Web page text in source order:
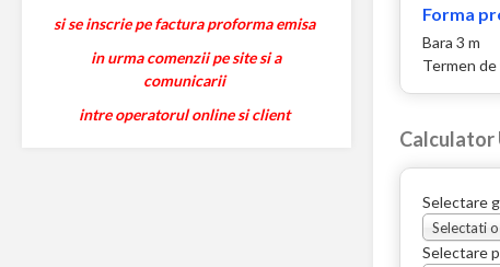
si se inscrie pe factura proforma emisa
in urma comenzii pe site si a
comunicarii
intre operatorul online si client
Forma
Bara 3 m
Termen
Calculator
Selectare
Selectati
Selectare